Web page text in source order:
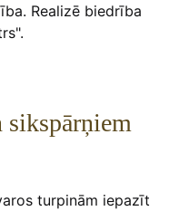
Realizē biedrība
sikspārņiem
turpinām iepazīt